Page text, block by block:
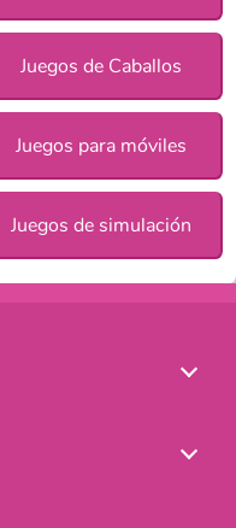
Juegos de Caballos
Juegos para móviles
Juegos de simulación